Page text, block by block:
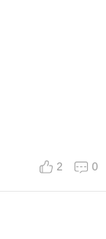
2 0